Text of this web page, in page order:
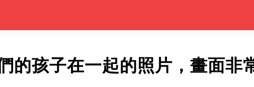
的孩子在一起的照片，畫面非